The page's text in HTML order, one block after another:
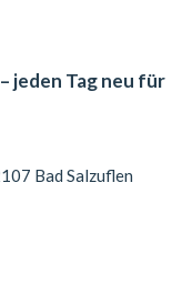
jeden Tag neu für
Bad Salzuflen